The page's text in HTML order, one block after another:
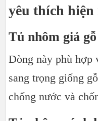
yêu thích hiện
Tủ nhôm giả gỗ
Dòng này phù hợp
sang trọng giống
chống nước và